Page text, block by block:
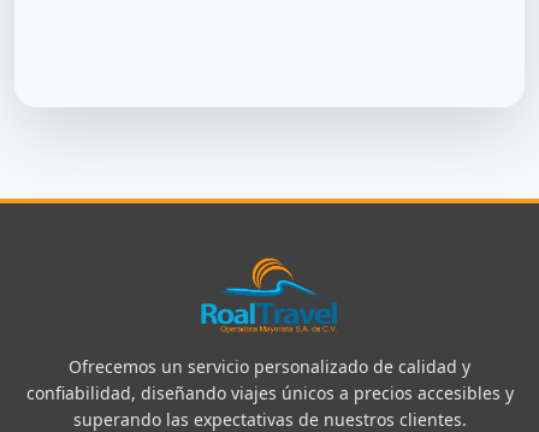
Ofrecemos un servicio personalizado de calidad y
confiabilidad, diseñando viajes únicos a precios accesibles y
superando las expectativas de nuestros clientes.